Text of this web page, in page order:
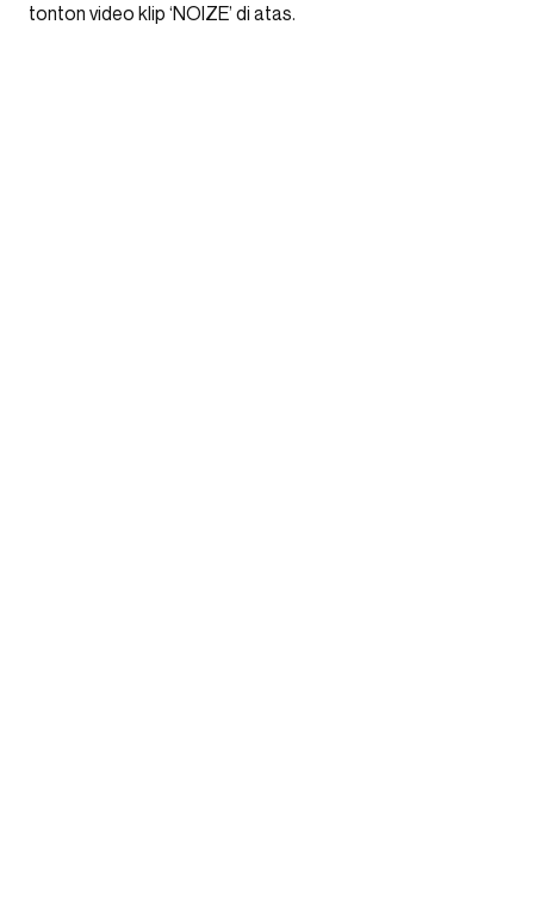
tonton video klip ‘NOIZE’ di atas.